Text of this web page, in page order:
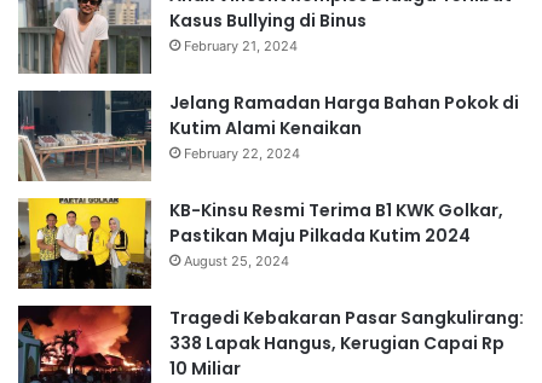
Kasus Bullying di Binus
February 21, 2024
Jelang Ramadan Harga Bahan Pokok di
Kutim Alami Kenaikan
February 22, 2024
KB-Kinsu Resmi Terima B1 KWK Golkar,
Pastikan Maju Pilkada Kutim 2024
August 25, 2024
Tragedi Kebakaran Pasar Sangkulirang:
338 Lapak Hangus, Kerugian Capai Rp
10 Miliar